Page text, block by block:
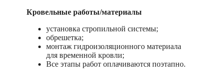
Кровельные работы/материалы
установка стропильной системы;
обрешетка;
монтаж гидроизоляционного материала
для временной кровли;
Все этапы работ оплачиваются поэтапно.